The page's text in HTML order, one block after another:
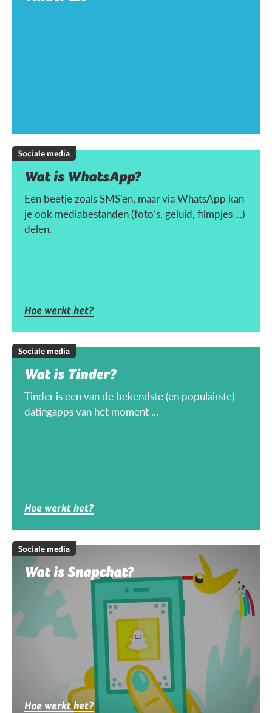
Sociale media
Wat is WhatsApp?
Een beetje zoals SMS’en, maar via WhatsApp kan
je ook mediabestanden (foto’s, geluid, filmpjes ...)
delen.
Hoe werkt het?
Sociale media
Wat is Tinder?
Tinder is een van de bekendste (en populairste)
datingapps van het moment ...
Hoe werkt het?
Sociale media
Wat is Snapchat?
Hoe werkt het?